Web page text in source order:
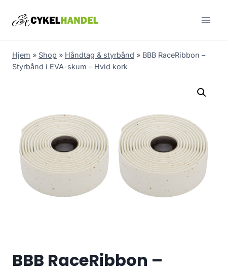
Hjem » Shop » Håndtag & styrbånd » BBB RaceRibbon –
Styrbånd i EVA-skum – Hvid kork
BBB RaceRibbon –